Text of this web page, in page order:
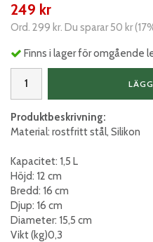
249 kr
Ord. 299 kr. Du sparar50 kr(17
Finns i lager för omgående
Produktbeskrivning:
Material: rostfritt stål, Silikon
Kapacitet: 1,5 L
Höjd: 12 cm
Bredd: 16 cm
Djup: 16 cm
Diameter: 15,5 cm
Vikt (kg)0,3